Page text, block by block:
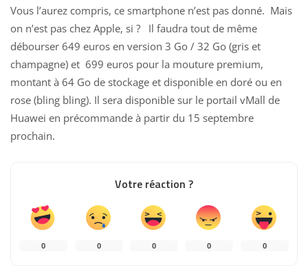
Vous l’aurez compris, ce smartphone n’est pas donné. Mais
on n’est pas chez Apple, si ? Il faudra tout de même
débourser 649 euros en version 3 Go / 32 Go (gris et
champagne) et 699 euros pour la mouture premium,
montant à 64 Go de stockage et disponible en doré ou en
rose (bling bling). Il sera disponible sur le portail vMall de
Huawei en précommande à partir du 15 septembre
prochain.
Votre réaction ?
0 0 0 0 0